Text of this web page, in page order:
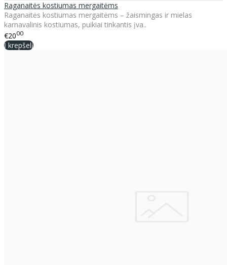
Raganaitės kostiumas mergaitėms
Raganaitės kostiumas mergaitėms – žaismingas ir mielas
karnavalinis kostiumas, puikiai tinkantis įva..
€2000
Į krepšelį